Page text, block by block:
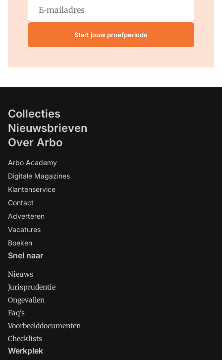
Start jouw proefperiode
Collecties
Nieuwsbrieven
Over Arbo
Arbo Academy
Digitale Magazines
Klantenservice
Contact
Adverteren
Vacatures
Boeken
Snel naar
Nieuws
Jurisprudentie
Ongevallen
Faq's
Voorbeelddocumenten
Checklists
Werkplek